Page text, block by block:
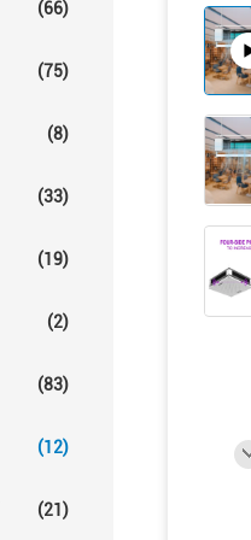
(66)
(75)
(8)
(33)
(19)
(2)
(83)
(12)
(21)